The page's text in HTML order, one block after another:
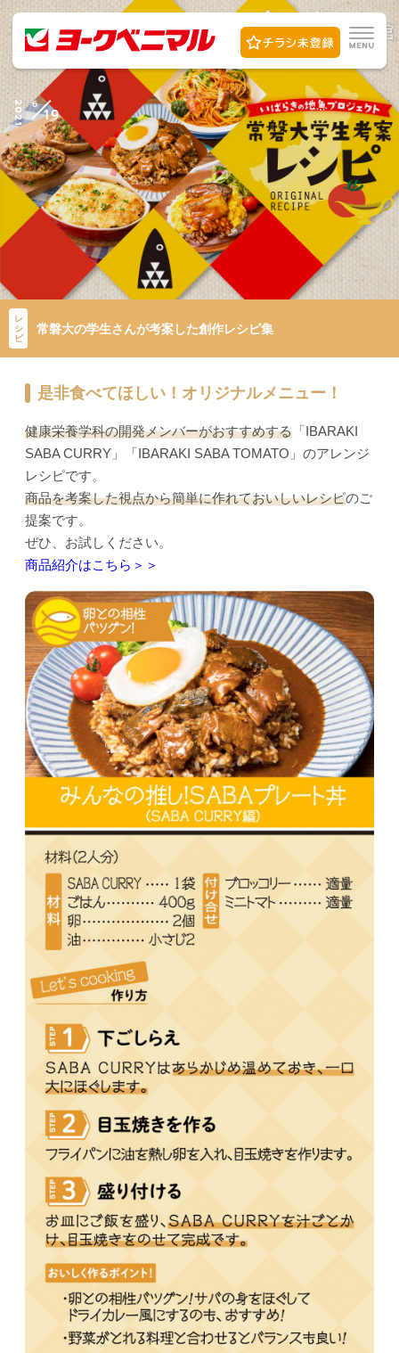
2021 6
19
レ
シ
ピ
常磐大の学生さんが考案した創作レシピ集
是非食べてほしい！オリジナルメニュー！
健康栄養学科の開発メンバーがおすすめする 「IBARAKI
SABA CURRY」「IBARAKI SABA TOMATO」のアレンジ
レシピです。
商品を考案した視点から簡単に作れておいしいレシピのご
提案です。
ぜひ、お試しください。
商品紹介はこちら＞＞